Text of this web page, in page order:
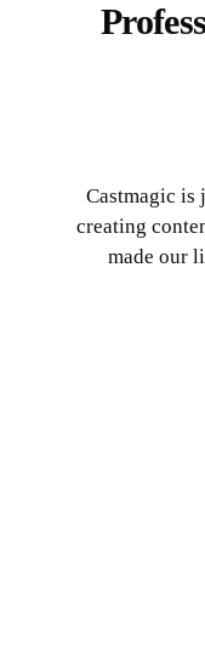
Castmagic is
creating
made our